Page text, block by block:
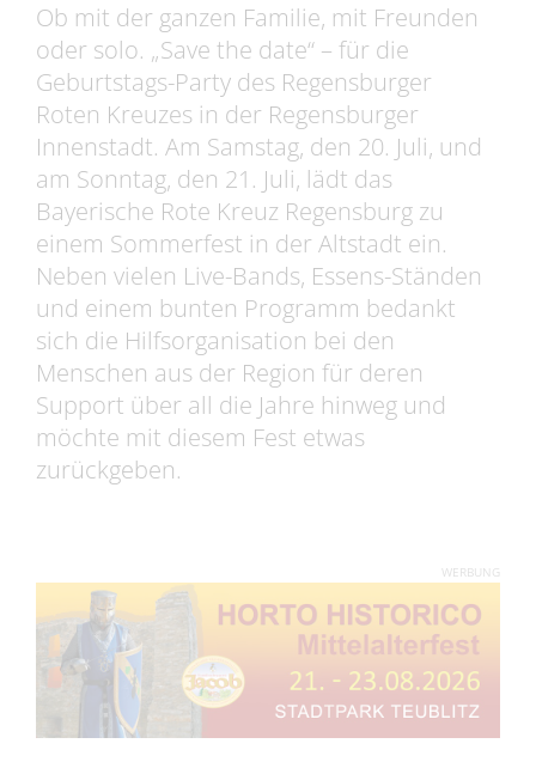
Ob mit der ganzen Familie, mit Freunden
oder solo. „Save the date“ – für die
Geburtstags-Party des Regensburger
Roten Kreuzes in der Regensburger
Innenstadt. Am Samstag, den 20. Juli, und
am Sonntag, den 21. Juli, lädt das
Bayerische Rote Kreuz Regensburg zu
einem Sommerfest in der Altstadt ein.
Neben vielen Live-Bands, Essens-Ständen
und einem bunten Programm bedankt
sich die Hilfsorganisation bei den
Menschen aus der Region für deren
Support über all die Jahre hinweg und
möchte mit diesem Fest etwas
zurückgeben.
WERBUNG